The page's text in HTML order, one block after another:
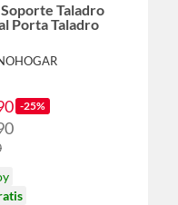
Taladro
Porta Taladro
-25%